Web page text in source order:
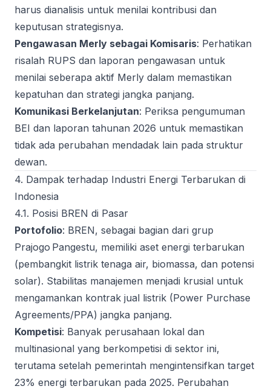
harus dianalisis untuk menilai kontribusi dan
keputusan strategisnya.
Pengawasan Merly sebagai Komisaris: Perhatikan
risalah RUPS dan laporan pengawasan untuk
menilai seberapa aktif Merly dalam memastikan
kepatuhan dan strategi jangka panjang.
Komunikasi Berkelanjutan: Periksa pengumuman
BEI dan laporan tahunan 2026 untuk memastikan
tidak ada perubahan mendadak lain pada struktur
dewan.
4. Dampak terhadap Industri Energi Terbarukan di
Indonesia
4.1. Posisi BREN di Pasar
Portofolio: BREN, sebagai bagian dari grup
Prajogo Pangestu, memiliki aset energi terbarukan
(pembangkit listrik tenaga air, biomassa, dan potensi
solar). Stabilitas manajemen menjadi krusial untuk
mengamankan kontrak jual listrik (Power Purchase
Agreements/PPA) jangka panjang.
Kompetisi: Banyak perusahaan lokal dan
multinasional yang berkompetisi di sektor ini,
terutama setelah pemerintah mengintensifkan target
23% energi terbarukan pada 2025. Perubahan